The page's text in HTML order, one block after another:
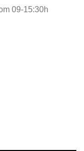
09-15:30h